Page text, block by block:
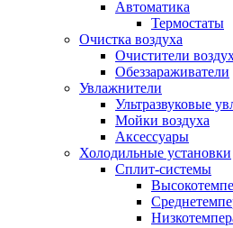
Автоматика
Термостаты
Очистка воздуха
Очистители
Обеззараживатели
Увлажнители
Ультразвуковые
Мойки воздуха
Аксессуары
Холодильные установки
Сплит-системы